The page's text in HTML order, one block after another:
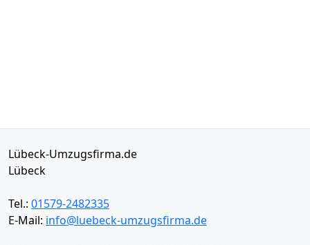
Lübeck-Umzugsfirma.de
Lübeck
Tel.: 01579-2482335
E-Mail: info@luebeck-umzugsfirma.de